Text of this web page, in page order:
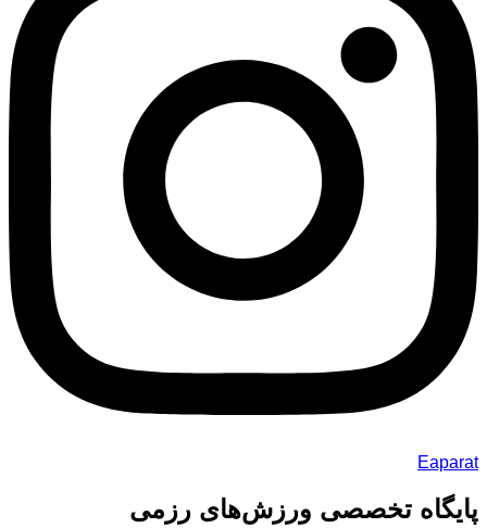
Eaparat
پایگاه تخصصی ورزش‌های رزمی